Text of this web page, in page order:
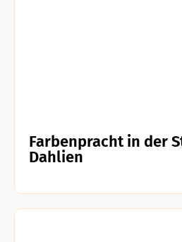
Farbenpracht in der
Dahlien